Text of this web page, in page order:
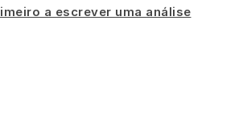
a escrever uma análise